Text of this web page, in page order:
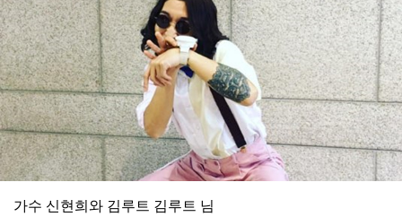
가수 신현희와 김루트 김루트 님